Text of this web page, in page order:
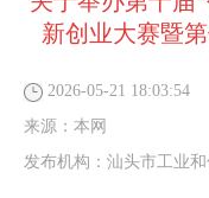
新创业大赛暨
2026-05-21 18:03:54
来源： 本网
发布机构： 汕头市工业